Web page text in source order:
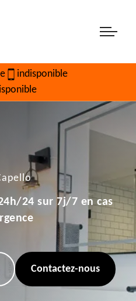
indisponible
24 sur 7j/7 en cas
Contactez-nous